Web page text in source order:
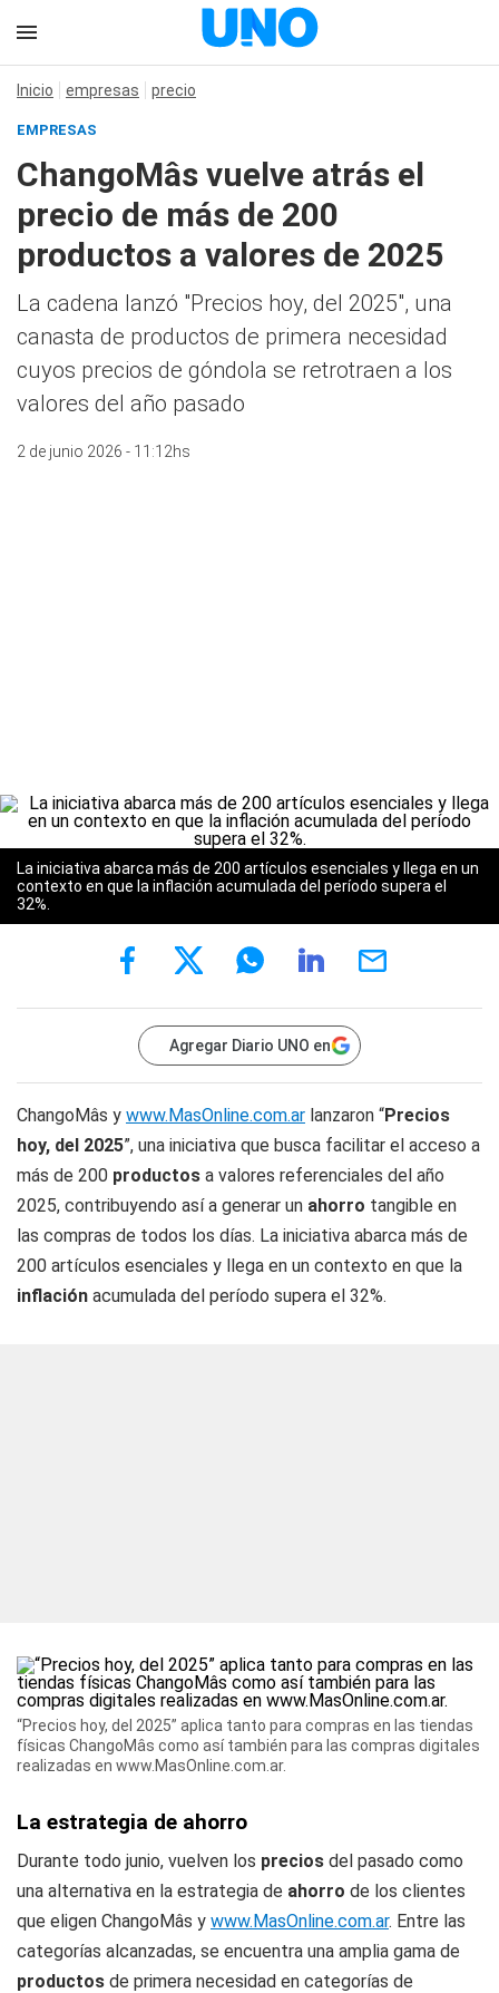
Inicio empresas precio
EMPRESAS
ChangoMâs vuelve atrás el
precio de más de 200
productos a valores de 2025
La cadena lanzó "Precios hoy, del 2025", una
canasta de productos de primera necesidad
cuyos precios de góndola se retrotraen a los
valores del año pasado
2 de junio 2026 - 11:12hs
La iniciativa abarca más de 200 artículos esenciales y llega en un
contexto en que la inflación acumulada del período supera el
32%.
Agregar Diario UNO en
ChangoMâs y www.MasOnline.com.ar lanzaron “Precios
hoy, del 2025”, una iniciativa que busca facilitar el acceso a
más de 200 productos a valores referenciales del año
2025, contribuyendo así a generar un ahorro tangible en
las compras de todos los días. La iniciativa abarca más de
200 artículos esenciales y llega en un contexto en que la
inflación acumulada del período supera el 32%.
“Precios hoy, del 2025” aplica tanto para compras en las tiendas
físicas ChangoMâs como así también para las compras digitales
realizadas en www.MasOnline.com.ar.
La estrategia de ahorro
Durante todo junio, vuelven los precios del pasado como
una alternativa en la estrategia de ahorro de los clientes
que eligen ChangoMâs y www.MasOnline.com.ar. Entre las
categorías alcanzadas, se encuentra una amplia gama de
productos de primera necesidad en categorías de